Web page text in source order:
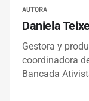
AUTORA
Daniela
Gestora y
coordinadora
Bancada